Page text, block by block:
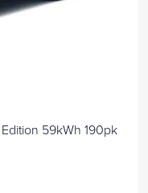
59kWh 190pk